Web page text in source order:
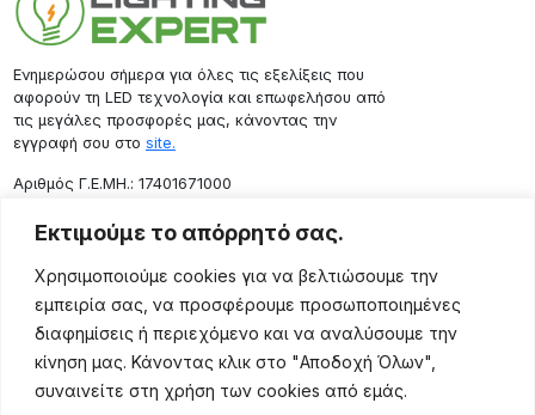
Εκτιμούμε το απόρρητό σας.
Χρησιμοποιούμε cookies για να βελτιώσουμε την
εμπειρία σας, να προσφέρουμε προσωποποιημένες
διαφημίσεις ή περιεχόμενο και να αναλύσουμε την
κίνηση μας. Κάνοντας κλικ στο "Αποδοχή Όλων",
συναινείτε στη χρήση των cookies από εμάς.
Ενημερώσου σήμερα για όλες τις εξελίξεις που
αφορούν τη LED τεχνολογία και επωφελήσου από
τις μεγάλες προσφορές μας, κάνοντας την
εγγραφή σου στο site.
Aριθμός Γ.Ε.ΜΗ.: 17401671000
Επικοινωνία
Ρόδου 133, Αθήνα 10443
(+30) 211 725 5427
sales@lightingexpert.gr